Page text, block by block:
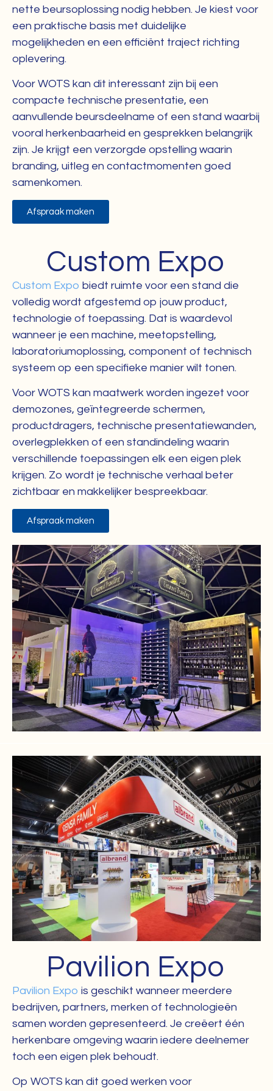
nette beursoplossing nodig hebben. Je kiest voor
een praktische basis met duidelijke
mogelijkheden en een efficiënt traject richting
oplevering.
Voor WOTS kan dit interessant zijn bij een
compacte technische presentatie, een
aanvullende beursdeelname of een stand waarbij
vooral herkenbaarheid en gesprekken belangrijk
zijn. Je krijgt een verzorgde opstelling waarin
branding, uitleg en contactmomenten goed
samenkomen.
Afspraak maken
Custom Expo
Custom Expo biedt ruimte voor een stand die
volledig wordt afgestemd op jouw product,
technologie of toepassing. Dat is waardevol
wanneer je een machine, meetopstelling,
laboratoriumoplossing, component of technisch
systeem op een specifieke manier wilt tonen.
Voor WOTS kan maatwerk worden ingezet voor
demozones, geïntegreerde schermen,
productdragers, technische presentatiewanden,
overlegplekken of een standindeling waarin
verschillende toepassingen elk een eigen plek
krijgen. Zo wordt je technische verhaal beter
zichtbaar en makkelijker bespreekbaar.
Afspraak maken
Pavilion Expo
Pavilion Expo is geschikt wanneer meerdere
bedrijven, partners, merken of technologieën
samen worden gepresenteerd. Je creëert één
herkenbare omgeving waarin iedere deelnemer
toch een eigen plek behoudt.
Op WOTS kan dit goed werken voor